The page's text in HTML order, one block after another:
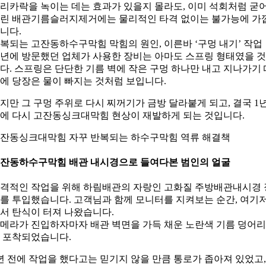
카락을 녹이는 데는 효과가 있을지 몰라도, 이미 석회처럼 굳
배관기름슬러지제거에는 물리적인 타격 없이는 불가능에 가
다.
되는 고잔동하수구막힘 막힘의 원인, 이른바 ‘구멍 내기’ 작업
에 방문했던 업체가 사용한 장비는 아마도 스프링 형태였을
. 스프링은 단단한 기름 벽에 작은 구멍 하나만 내고 지나가기
당장은 물이 빠지는 것처럼 보입니다.
만 그 구멍 주위로 다시 찌꺼기가 금방 달라붙게 되고, 결국 1
다시 고잔동싱크대막힘 현상이 재발하게 되는 것입니다.
동싱크대막힘 자꾸 반복되는 하수구막힘 역류 해결책
동하수구막힘 배관 내시경으로 들여다본 범인의 얼굴
적인 작업을 위해 하림배관의 자랑인 고화질 주방배관내시경
투입했습니다. 고객님과 함께 모니터를 지켜보는 순간, 여기
탄식이 터져 나왔습니다.
라가 진입하자마자 배관 벽면을 가득 채운 노란색 기름 덩어
포착되었습니다.
전에 작업을 했다고는 믿기지 않을 만큼 통로가 좁아져 있었고,